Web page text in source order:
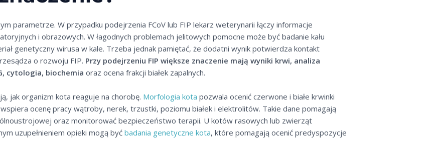
parametrze. W przypadku podejrzenia FCoV lub FIP lekarz weterynarii łączy informacje
i obrazowych. W łagodnych problemach jelitowych pomocne może być badanie kału
genetyczny wirusa w kale. Trzeba jednak pamiętać, że dodatni wynik potwierdza kontakt
o rozwoju FIP. Przy podejrzeniu FIP większe znaczenie mają wyniki krwi, analiza
cytologia, biochemiaoraz ocena frakcji białek zapalnych.
jak organizm kota reaguje na chorobę. Morfologia kota pozwala ocenić czerwone i białe krwinki
ocenę pracy wątroby, nerek, trzustki, poziomu białek i elektrolitów. Takie dane pomagają
oraz monitorować bezpieczeństwo terapii. U kotów rasowych lub zwierząt
uzupełnieniem opieki mogą byćbadania genetyczne kota, które pomagają ocenić predyspozycje